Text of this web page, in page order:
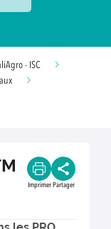
- ISC
Imprimer Partager